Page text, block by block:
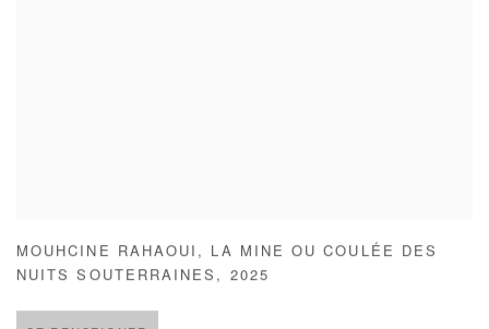
MOUHCINE RAHAOUI , LA MINE OU COULÉE DES
NUITS SOUTERRAINES , 2025